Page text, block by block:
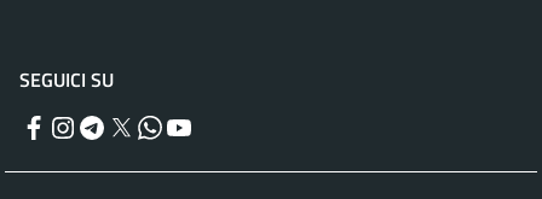
SEGUICI SU
Facebook
Instagram
Telegram
TwitterWhatsApp